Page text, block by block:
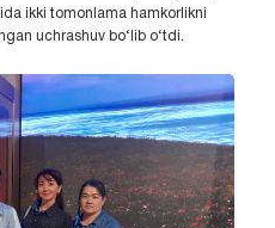
ikki tomonlama hamkorlikni
uchrashuv bo‘lib o‘tdi.